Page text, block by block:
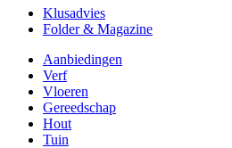
Klusadvies
Folder & Magazine
Aanbiedingen
Verf
Vloeren
Gereedschap
Hout
Tuin